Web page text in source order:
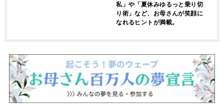
私」や「夏休みゆるっと乗り切
り術」など、お母さんが笑顔に
なれるヒントが満載。